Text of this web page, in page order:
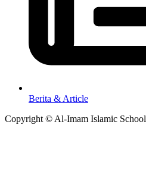
Berita & Article
Copyright © Al-Imam Islamic School